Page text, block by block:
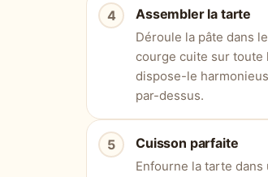
Assembler la tarte
Déroule la pâte dans
courge cuite sur toute
dispose-le
par-dessus.
Cuisson parfaite
Enfourne la tarte dans